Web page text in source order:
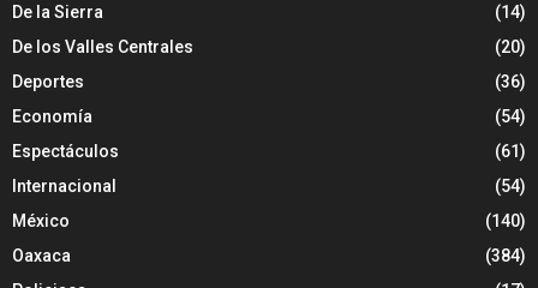
De la Sierra
(14)
De los Valles Centrales
(20)
Deportes
(36)
Economía
(54)
Espectáculos
(61)
Internacional
(54)
México
(140)
Oaxaca
(384)